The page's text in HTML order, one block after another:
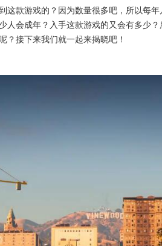
这款游戏的？因为数量很多吧，所以每
人会成年？入手这款游戏的又会有多少
？接下来我们就一起来揭晓吧！